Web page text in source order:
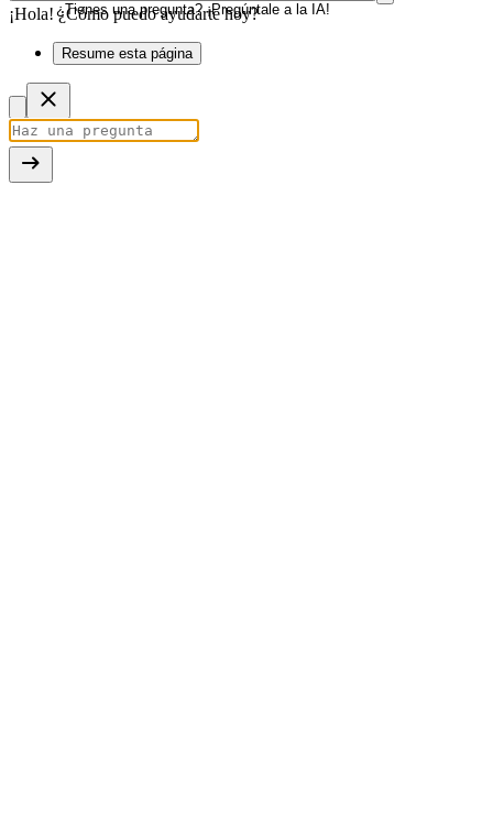
¿Tienes una pregunta? ¡Pregúntale a la IA!
¡Hola! ¿Cómo puedo ayudarte hoy?
Resume esta página